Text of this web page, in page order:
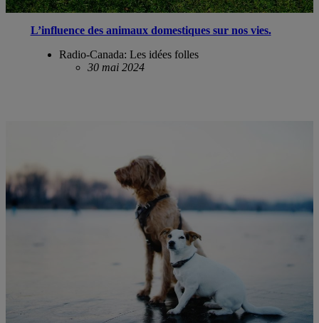
L’influence des animaux domestiques sur nos vies.
Radio-Canada: Les idées folles
30 mai 2024